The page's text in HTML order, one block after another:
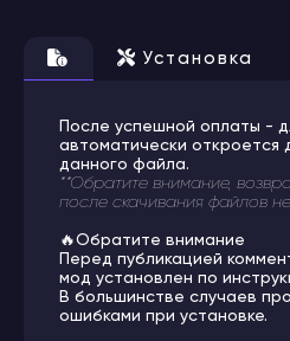
Установка
После успешной оплаты -
автоматически откроется
данного файла.
**Обратите внимание,
после скачивания файлов
🔥Обратите внимание
Перед публикацией
мод установлен по
В большинстве случаев
ошибками при установке.